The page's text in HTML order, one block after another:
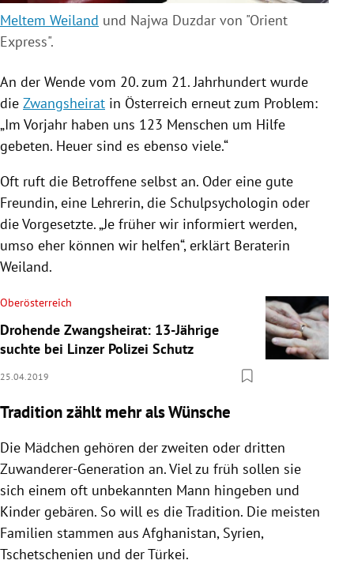
Meltem Weiland und Najwa Duzdar von "Orient
Express".
An der Wende vom 20. zum 21. Jahrhundert wurde
die Zwangsheirat in Österreich erneut zum Problem:
„Im Vorjahr haben uns 123 Menschen um Hilfe
gebeten. Heuer sind es ebenso viele.“
Oft ruft die Betroffene selbst an. Oder eine gute
Freundin, eine Lehrerin, die Schulpsychologin oder
die Vorgesetzte. „Je früher wir informiert werden,
umso eher können wir helfen“, erklärt Beraterin
Weiland.
Oberösterreich
Drohende Zwangsheirat: 13-Jährige
suchte bei Linzer Polizei Schutz
25.04.2019
Tradition zählt mehr als Wünsche
Die Mädchen gehören der zweiten oder dritten
Zuwanderer-Generation an. Viel zu früh sollen sie
sich einem oft unbekannten Mann hingeben und
Kinder gebären. So will es die Tradition. Die meisten
Familien stammen aus Afghanistan, Syrien,
Tschetschenien und derTürkei.